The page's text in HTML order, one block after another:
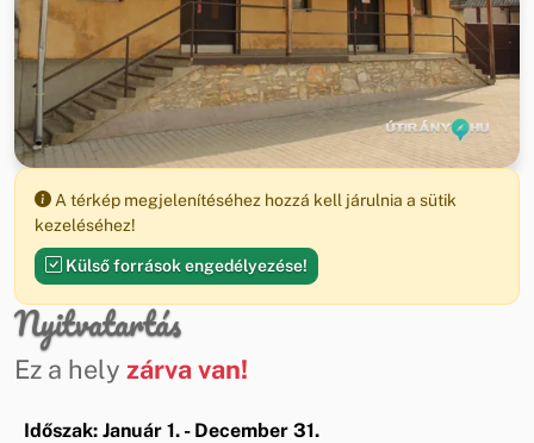
A térkép megjelenítéséhez hozzá kell járulnia a sütik
kezeléséhez!
Külső források engedélyezése!
Nyitvatartás
Ez a hely zárva van!
Időszak: Január 1. - December 31.